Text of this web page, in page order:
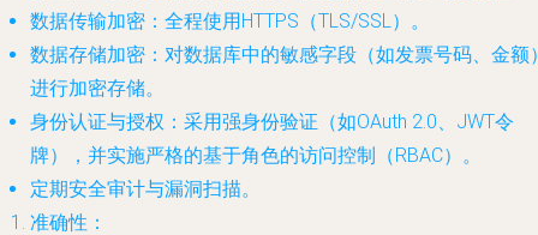
数据传输加密 ：全程使用HTTPS（TLS/SSL）。
数据存储加密 ：对数据库中的敏感字段（如发票号码、金额
进行加密存储。
身份认证与授权 ：采用强身份验证（如OAuth 2.0、JWT令
牌），并实施严格的基于角色的访问控制（RBAC）。
定期安全审计与漏洞扫描。
准确性 ：